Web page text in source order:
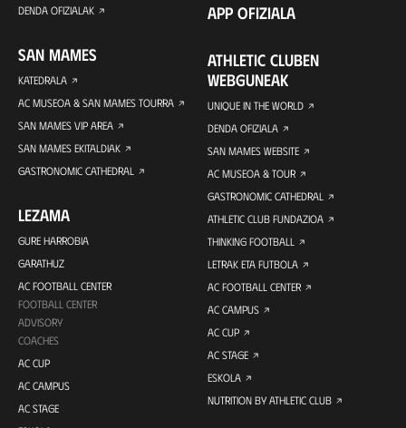
DENDA OFIZIALAK
SAN MAMES
KATEDRALA
AC MUSEOA & SAN MAMES TOURRA
SAN MAMES VIP AREA
SAN MAMES EKITALDIAK
GASTRONOMIC CATHEDRAL
LEZAMA
GURE HARROBIA
GARATHUZ
AC FOOTBALL CENTER
FOOTBALL CENTER
ADVISORY
COACHES
AC CUP
AC CAMPUS
AC STAGE
APP OFIZIALA
ATHLETIC CLUBEN
WEBGUNEAK
UNIQUE IN THE WORLD
DENDA OFIZIALA
SAN MAMES WEBSITE
AC MUSEOA & TOUR
GASTRONOMIC CATHEDRAL
ATHLETIC CLUB FUNDAZIOA
THINKING FOOTBALL
LETRAK ETA FUTBOLA
AC FOOTBALL CENTER
AC CAMPUS
AC CUP
AC STAGE
ESKOLA
NUTRITION BY ATHLETIC CLUB